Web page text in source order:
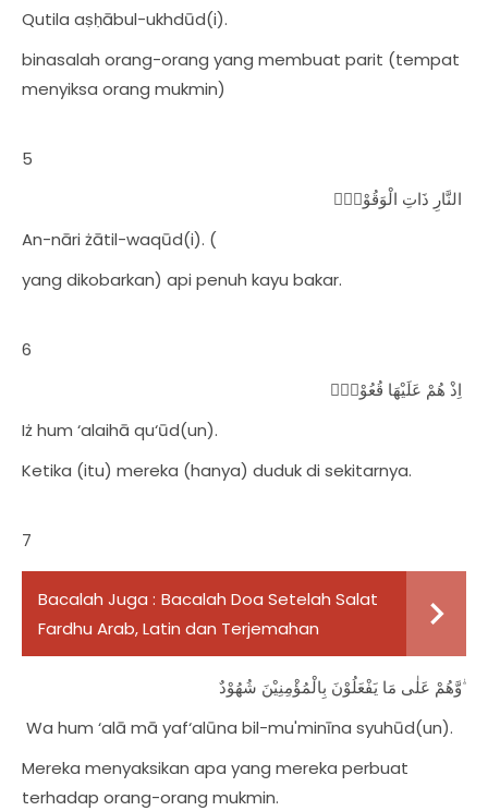
Qutila aṣḥābul-ukhdūd(i).
binasalah orang-orang yang membuat parit (tempat
menyiksa orang mukmin)
5
An-nāri żātil-waqūd(i). (
yang dikobarkan) api penuh kayu bakar.
6
Iż hum ‘alaihā qu‘ūd(un).
Ketika (itu) mereka (hanya) duduk di sekitarnya.
7
Bacalah Juga : Bacalah Doa Setelah Salat
Fardhu Arab, Latin dan Terjemahan
وَّهُمْ عَلٰى مَا يَفْعَلُوْنَ بِالْمُؤْمِنِيْنَ شُهُوْدٌ ۗ
Wa hum ‘alā mā yaf‘alūna bil-mu'minīna syuhūd(un).
Mereka menyaksikan apa yang mereka perbuat
terhadap orang-orang mukmin.